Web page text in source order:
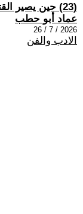
(23) حين يصير القتل إجراء روتينيًا
عماد أبو حطب
2026 / 7 / 26
الادب والفن